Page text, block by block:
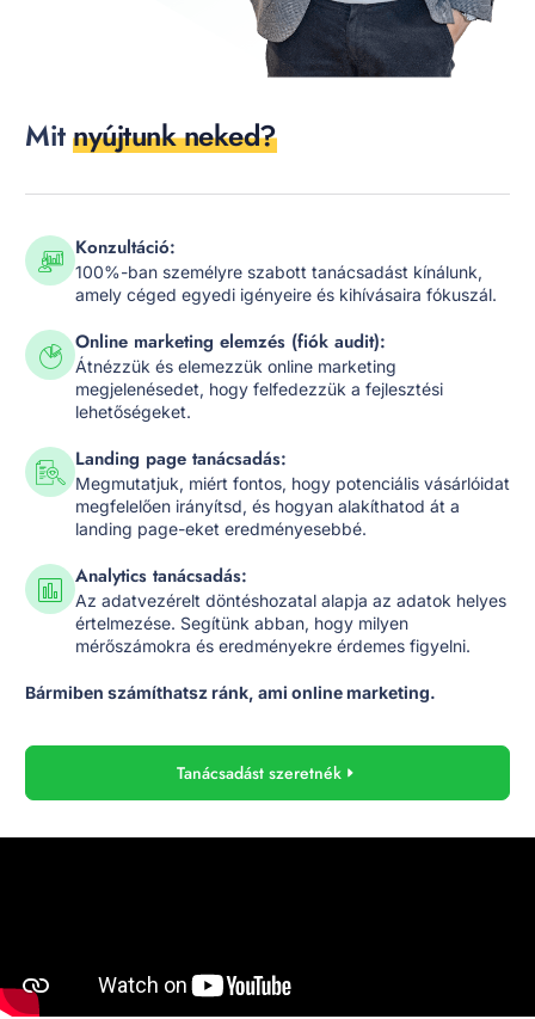
Mitnyújtunk neked?
Konzultáció:
100%-ban személyre szabott tanácsadást kínálunk,
amely céged egyedi igényeire és kihívásaira fókuszál.
Online marketing elemzés (fiók audit):
Átnézzük és elemezzük online marketing
megjelenésedet, hogy felfedezzük a fejlesztési
lehetőségeket.
Landing page tanácsadás:
Megmutatjuk, miért fontos, hogy potenciális vásárlóidat
megfelelően irányítsd, és hogyan alakíthatod át a
landing page-eket eredményesebbé.
Analytics tanácsadás:
Az adatvezérelt döntéshozatal alapja az adatok helyes
értelmezése. Segítünk abban, hogy milyen
mérőszámokra és eredményekre érdemes figyelni.
Bármiben számíthatsz ránk, ami online marketing.
Tanácsadást szeretnék